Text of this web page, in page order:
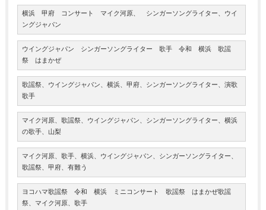
横浜 甲府 コンサート マイク河原、 シンガーソングライター、ウイ
ングジャパン
ウイングジャパン シンガーソングライター 歌手 令和 横浜 歌謡
祭 はまかぜ
歌謡祭、ウイングジャパン、横浜、甲府、シンガーソングライター、演歌
歌手
マイク河原、歌謡祭、ウイングジャパン、シンガーソングライター、横浜
の歌手、山梨
マイク河原、歌手、横浜、ウイングジャパン、シンガーソングライター、
歌謡祭、甲府、有難う
ヨコハマ歌謡祭 令和 横浜 ミニコンサート 歌謡祭 はまかぜ歌謡
祭、マイク河原、歌手